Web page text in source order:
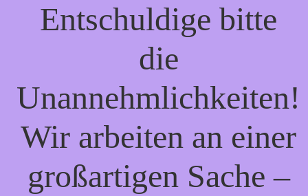
Entschuldige bitte
die
Unannehmlichkeiten!
Wir arbeiten an einer
großartigen Sache –